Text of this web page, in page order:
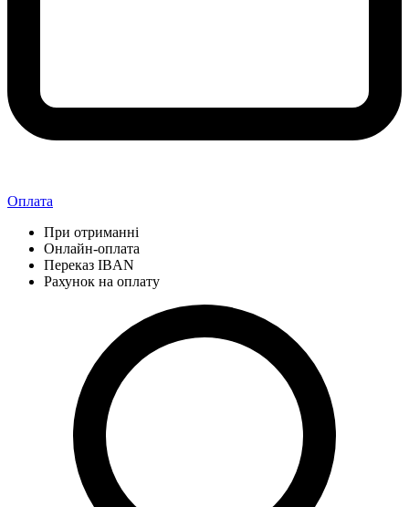
Оплата
При отриманні
Онлайн-оплата
Переказ IBAN
Рахунок на оплату